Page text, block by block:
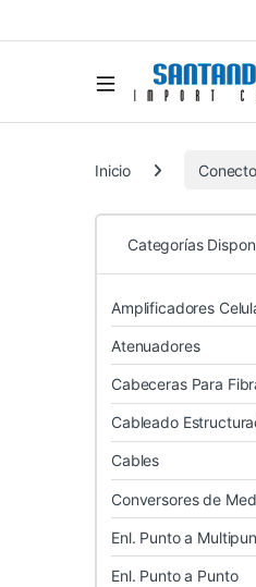
Inicio
Categorías
Amplificadores
Atenuadores
Cabeceras Para
Cableado
Cables
Conversores de
Enl. Punto a
Enl. Punto a Punto